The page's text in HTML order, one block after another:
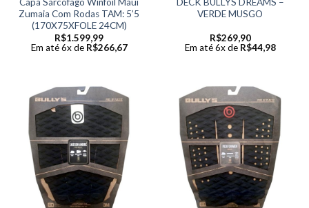
Zumaia Com Rodas TAM: 5’5
(170X75XFOLE 24CM)
R$1.599,99
Em até 6x de R$266,67
VERDE MUSGO
R$269,90
Em até 6x de R$44,98